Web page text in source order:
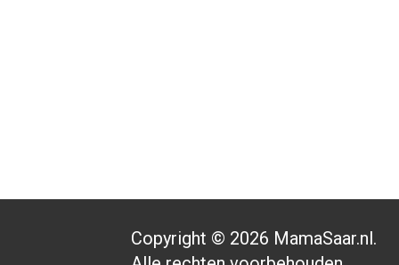
Copyright © 2026 MamaSaar.nl.